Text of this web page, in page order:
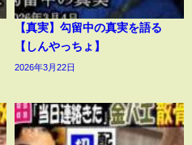
【真実】勾留中の真実を語る
【しんやっちょ】
2026年3月22日